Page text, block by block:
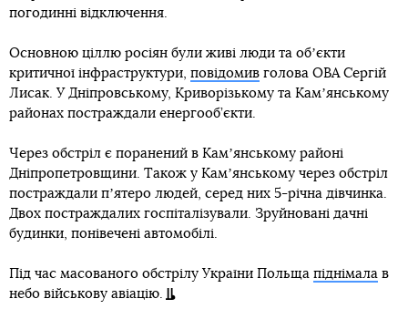
погодинні відключення.
Основною ціллю росіян були живі люди та обʼєкти
критичної інфраструктури, повідомив голова ОВА Сергій
Лисак. У Дніпровському, Криворізькому та Камʼянському
районах постраждали енергооб’єкти.
Через обстріл є поранений в Камʼянському районі
Дніпропетровщини. Також у Камʼянському через обстріл
постраждали пʼятеро людей, серед них 5-річна дівчинка.
Двох постраждалих госпіталізували. Зруйновані дачні
будинки, понівечені автомобілі.
Під час масованого обстрілу України Польща піднімала в
небо військову авіацію.